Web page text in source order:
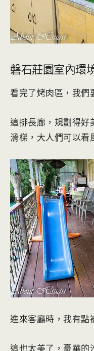
磐石莊園室內環
看完了烤肉區，我們
這排長廊，規劃得好
滑梯，大人們可以看
進來客廳時，我有點
這也太美了，豪華的